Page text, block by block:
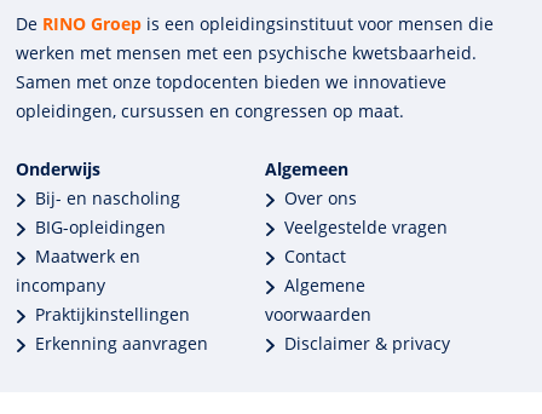
De RINO Groep is een opleidings­insti­tuut voor mensen die
werken met mensen met een psychische kwets­baar­heid.
Samen met onze top­docenten bieden we innova­tieve
opleidingen, cursussen en congres­sen op maat.
Onderwijs
Bij- en nascholing
BIG-opleidingen
Maatwerk en
incompany
Praktijkinstellingen
Erkenning aanvragen
Algemeen
Over ons
Veelgestelde vragen
Contact
Algemene
voorwaarden
Disclaimer & privacy